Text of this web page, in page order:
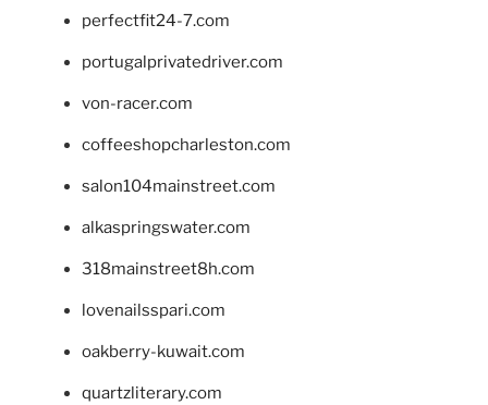
perfectfit24-7.com
portugalprivatedriver.com
von-racer.com
coffeeshopcharleston.com
salon104mainstreet.com
alkaspringswater.com
318mainstreet8h.com
lovenailsspari.com
oakberry-kuwait.com
quartzliterary.com